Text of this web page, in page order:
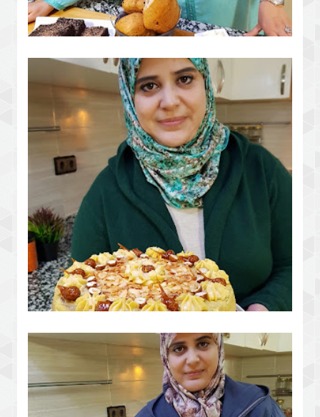
خبزة السفنج في المقلة البسبوبة
الفازكة بالشكلاط والقهوة
طورطة بكريمة خطييرة جينواز مضمونة